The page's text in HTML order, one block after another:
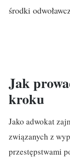
środki
Jak
kroku
Jako adwokat
związanych z
przestępstwami